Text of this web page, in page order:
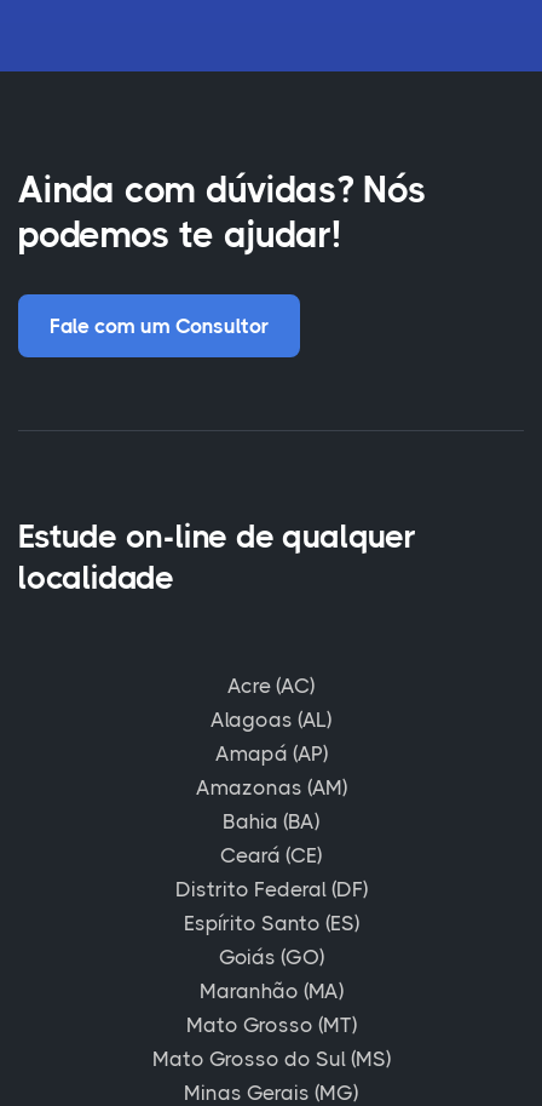
Ainda com dúvidas? Nós
podemos te ajudar!
Fale com um Consultor
Estude on-line de qualquer
localidade
Acre (AC)
Alagoas (AL)
Amapá (AP)
Amazonas (AM)
Bahia (BA)
Ceará (CE)
Distrito Federal (DF)
Espírito Santo (ES)
Goiás (GO)
Maranhão (MA)
Mato Grosso (MT)
Mato Grosso do Sul (MS)
Minas Gerais (MG)